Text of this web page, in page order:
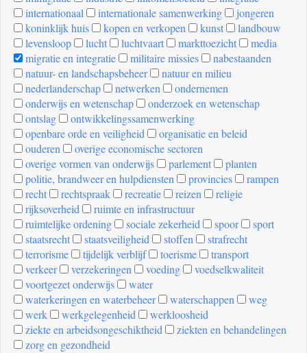
internationaal
internationale samenwerking
jongeren
koninklijk huis
kopen en verkopen kunst
landbouw
levensloop
lucht luchtvaart markttoezicht
media
migratie en integratie
militaire missies
nabestaanden
natuur- en landschapsbeheer
natuur en milieu
nederlanderschap
netwerken
ondernemen
onderwijs en wetenschap
onderzoek en wetenschap
ontslag
ontwikkelingssamenwerking
openbare orde en veiligheid
organisatie en beleid
ouderen
overige economische sectoren
overige vormen van onderwijs
parlement
planten
politie, brandweer en hulpdiensten
provincies
rampen
recht
rechtspraak recreatie reizen
religie
rijksoverheid
ruimte en infrastructuur
ruimtelijke ordening
sociale zekerheid spoor
sport
staatsrecht
staatsveiligheid stoffen
strafrecht
terrorisme
tijdelijk verblijf toerisme
transport
verkeer
verzekeringen voeding
voedselkwaliteit
voortgezet onderwijs
water
waterkeringen en waterbeheer
waterschappen
weg
werk
werkgelegenheid
werkloosheid
ziekte en arbeidsongeschiktheid
ziekten en behandelingen
zorg en gezondheid